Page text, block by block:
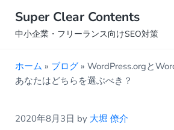
Super Clear Contents
中小企業・フリーランス向けSEO対策
ホーム » ブログ» WordPress.orgと
あなたはどちらを選ぶべき？
2020年8月3日 by 大堀 僚介